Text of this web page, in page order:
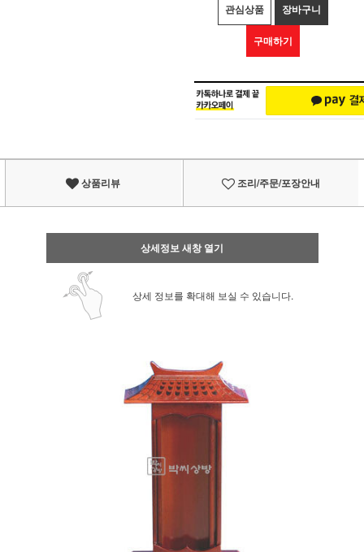
관심상품 장바구니
구매하기
상품리뷰 조리/주문/포장안내
상세정보 새창 열기
상세 정보를 확대해 보실 수 있습니다.